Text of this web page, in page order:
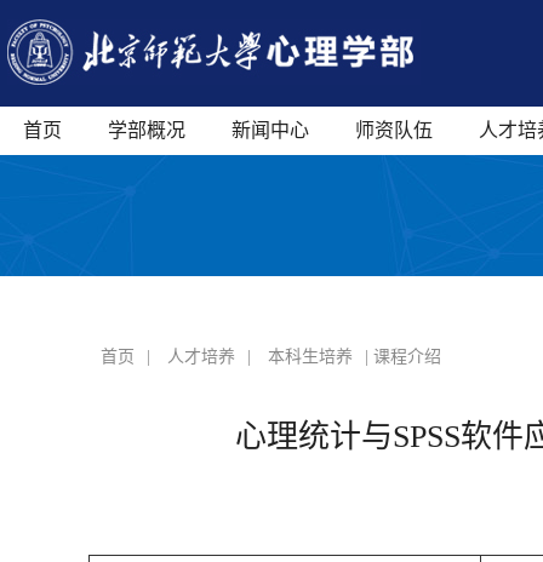
首页 学部概况 新闻中心 师资队伍 人才培
首页 人才培养 本科生培养 | 课程介绍
心理统计与SPSS软件